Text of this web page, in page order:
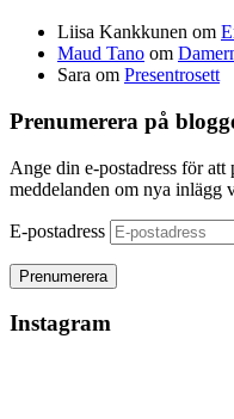
Liisa Kankkunen om
Maud Tano om
Sara om Presentrosett
Prenumerera på
Ange din e-postadress för att
meddelanden om nya inlägg
E-postadress
Instagram